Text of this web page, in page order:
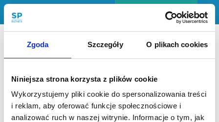
Zgoda Szczegóły O plikach cookies
Niniejsza strona korzysta z plików cookie
Wykorzystujemy pliki cookie do spersonalizowania treści
i reklam, aby oferować funkcje społecznościowe i
analizować ruch w naszej witrynie. Informacje o tym, jak
Return to kurs: Program SiP AML Standard
Następny
Program
AML
Materiały
Wewnętrzna procedura
AML